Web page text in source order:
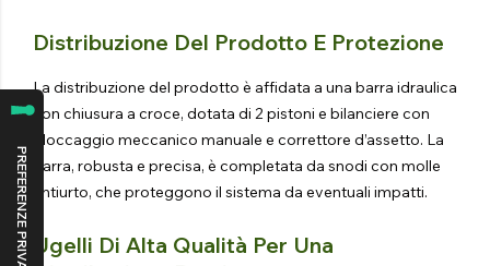
Distribuzione Del Prodotto E Protezione
La distribuzione del prodotto è affidata a una barra idraulica
con chiusura a croce, dotata di 2 pistoni e bilanciere con
bloccaggio meccanico manuale e correttore d’assetto. La
barra, robusta e precisa, è completata da snodi con molle
antiurto, che proteggono il sistema da eventuali impatti.
Ugelli Di Alta Qualità Per Una